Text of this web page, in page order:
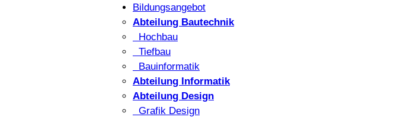
Bildungsangebot
Abteilung Bautechnik
Hochbau
Tiefbau
Bauinformatik
Abteilung Informatik
Abteilung Design
Grafik Design